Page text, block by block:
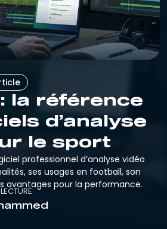
la référence
d’analyse
le sport
professionnel d’analyse vidéo
ses usages en football, son
avantages pour la performance.